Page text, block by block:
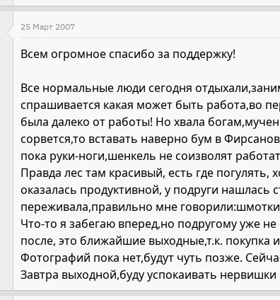
25 Март 2007
Всем огромное спасибо за поддержку!
Все нормальные люди сегодня
спрашивается какая может быть работа,во
была далеко от работы! Но хвала
сорвется,то вставать наверно бум в
пока руки-ноги,шенкель не соизволят
Правда лес там красивый, есть где
оказалась продуктивной, у подруги нашлась
переживала,правильно мне
Что-то я забегаю вперед,но подругому уже
после, это ближайшие выходные,т.к. покупка
Фотографий пока нет,будут чуть позже.
Завтра выходной,буду успокаивать